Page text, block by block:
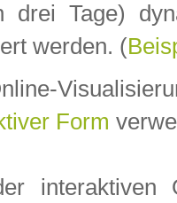
drei Tage)
werden. (
Form
interaktiven